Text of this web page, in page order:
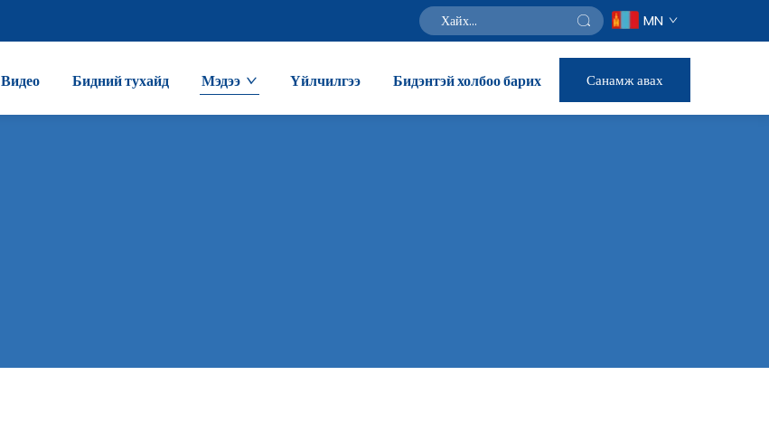
MN
Видео Бидний тухайд Мэдээ Үйлчилгээ Бидэнтэй холбоо барих Санамж авах